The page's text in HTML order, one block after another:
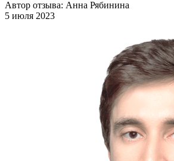
Автор отзыва: Анна Рябинина
5 июля 2023